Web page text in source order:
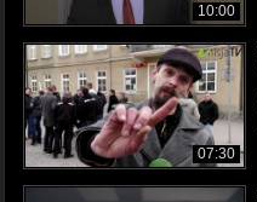
10:00
07:30